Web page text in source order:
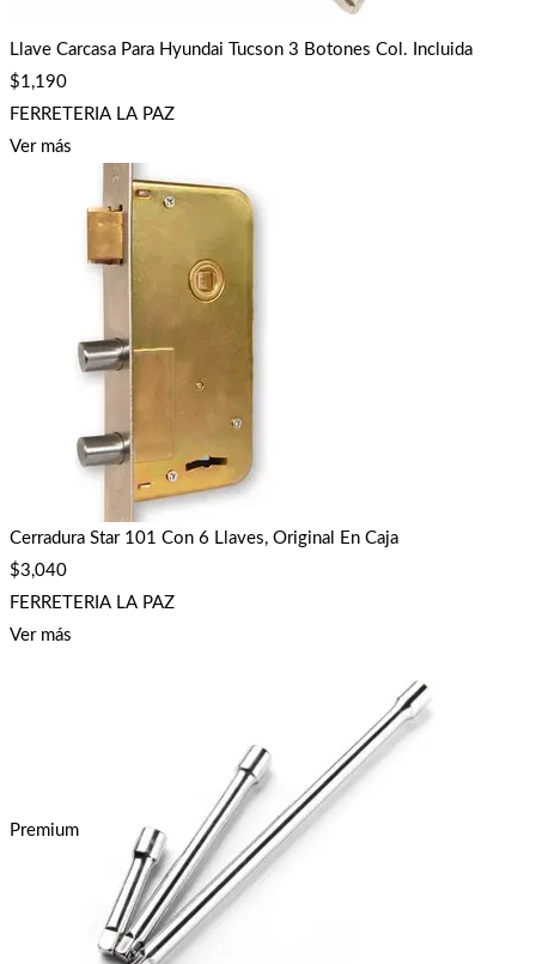
Llave Carcasa Para Hyundai Tucson 3 Botones Col. Incluida
$1,190
FERRETERIA LA PAZ
Ver más
Cerradura Star 101 Con 6 Llaves, Original En Caja
$3,040
FERRETERIA LA PAZ
Ver más
Premium